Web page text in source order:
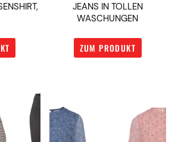
JEANS IN TOLLEN
WASCHUNGEN
ZUM PRODUKT